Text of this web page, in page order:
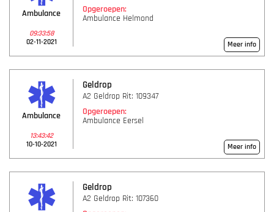
Ambulance
09:33:58
02-11-2021
Opgeroepen:
Ambulance Helmond
Meer info
Ambulance
13:43:42
10-10-2021
Geldrop
A2 Geldrop Rit: 109347
Opgeroepen:
Ambulance Eersel
Meer info
Geldrop
A2 Geldrop Rit: 107360